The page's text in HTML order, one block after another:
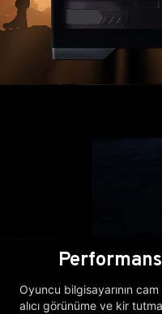
Oyuncu bilgisayarının
alıcı görünüme ve kir